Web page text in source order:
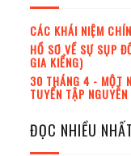
CÁC KHÁI NIỆM
HỒ SƠ VỀ SỰ SỤP
GIA KIỂNG)
30 THÁNG 4 - MỘT
TUYỂN TẬP
ĐỌC NHIỀU